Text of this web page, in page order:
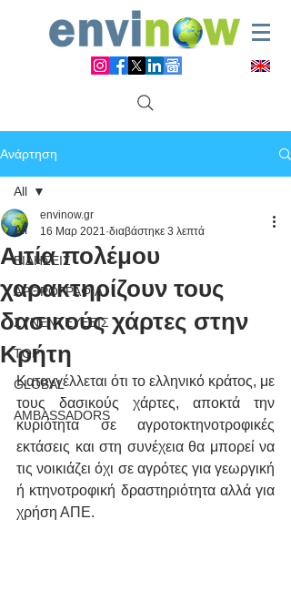
Ανάρτηση
All
ΕΙΔΗΣΕΙΣ
ΑΡΘΡΟΓΡΑΦΙΑ
ΣΥΝΕΝΤΕΥΞΕΙΣ
TOP
GLOBAL
AMBASSADORS
All
Αιτία πολέμου
χαρακτηρίζουν τους
δασικούς χάρτες στην
Κρήτη
envinow.gr
16 Μαρ 2021 διαβάστηκε 3 λεπτά
Καταγγέλλεται ότι το ελληνικό κράτος, με
τους δασικούς χάρτες, αποκτά την
κυριότητα σε αγροτοκτηνοτροφικές
εκτάσεις και στη συνέχεια θα μπορεί να
τις νοικιάζει όχι σε αγρότες για γεωργική
ή κτηνοτροφική δραστηριότητα αλλά για
χρήση ΑΠΕ.